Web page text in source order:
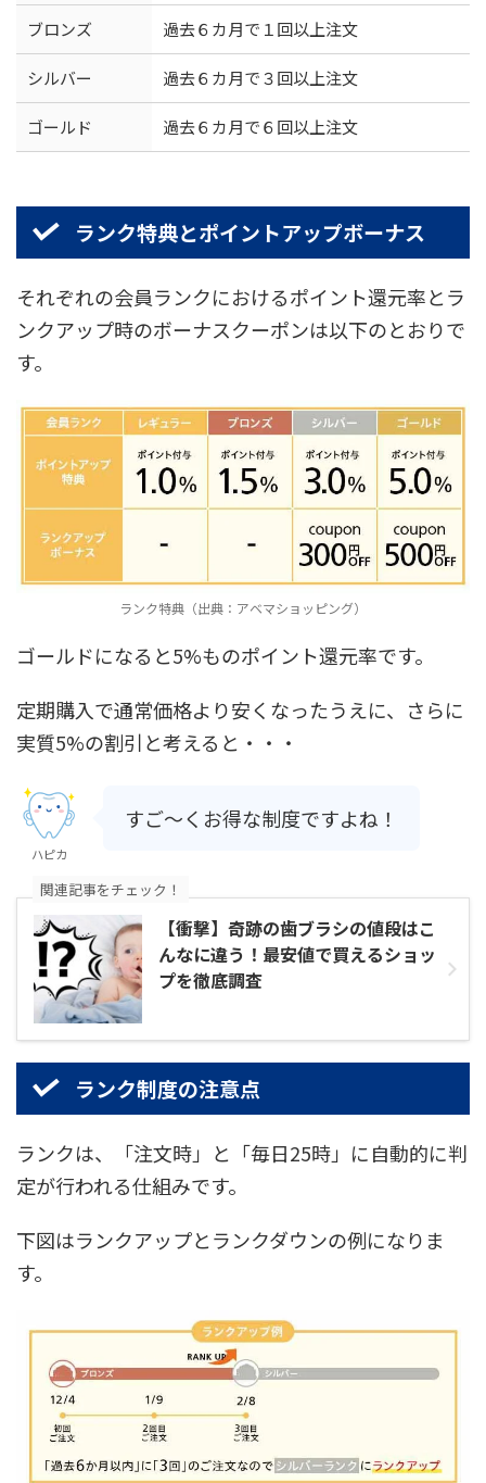
ブロンズ 過去６カ月で１回以上注文
シルバー 過去６カ月で３回以上注文
ゴールド 過去６カ月で６回以上注文
ランク特典とポイントアップボーナス
それぞれの会員ランクにおけるポイント還元率とラ
ンクアップ時のボーナスクーポンは以下のとおりで
す。
ランク特典（出典：アベマショッピング）
ゴールドになると5%ものポイント還元率です。
定期購入で通常価格より安くなったうえに、さらに
実質5%の割引と考えると・・・
ハピカ
すご～くお得な制度ですよね！
【衝撃】奇跡の歯ブラシの値段はこ
んなに違う！最安値で買えるショッ
プを徹底調査
関連記事をチェック！
ランク制度の注意点
ランクは、「注文時」と「毎日25時」に自動的に判
定が行われる仕組みです。
下図はランクアップとランクダウンの例になりま
す。